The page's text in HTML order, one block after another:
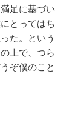
足に基づい
とってはち
た。という
上で、つら
ぞ僕のこと